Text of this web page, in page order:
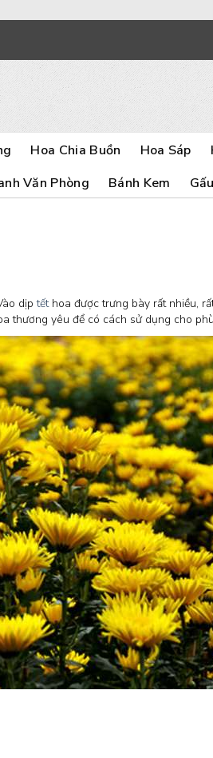
Hoa Chia Buồn Hoa Sáp
Văn Phòng Bánh Kem
dịptếthoa được trưng bày rất nhiều,
thương yêu để có cách sử dụng cho